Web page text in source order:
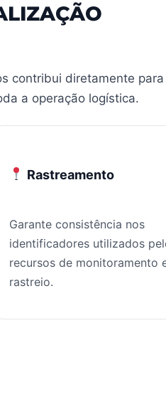
contribui diretamente para
a operação logística.
Rastreamento
Garante consistência nos
identificadores utilizados
recursos de monitoramento
rastreio.